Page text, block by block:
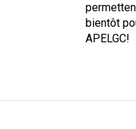
bientôt
APELGC!